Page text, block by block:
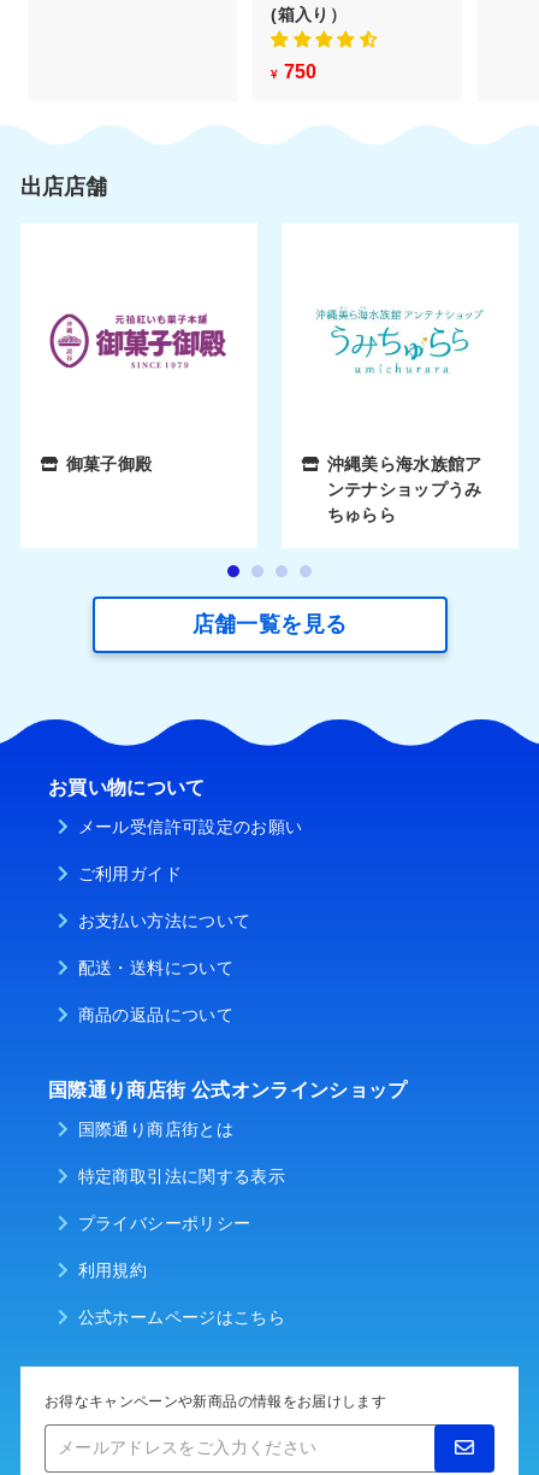
0
(箱入り）
¥ 750
5
出店店舗
御菓子御殿
沖縄美ら海水族館ア
ンテナショップうみ
ちゅらら
店舗一覧を見る
お買い物について
メール受信許可設定のお願い
ご利用ガイド
お支払い方法について
配送・送料について
商品の返品について
国際通り商店街 公式オンラインショップ
国際通り商店街とは
特定商取引法に関する表示
プライバシーポリシー
利用規約
公式ホームページはこちら
お得なキャンペーンや新商品の情報をお届けします